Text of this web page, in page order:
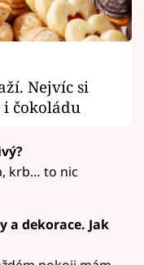
Nejvíc si
čokoládu
krb… to nic
a dekorace. Jak